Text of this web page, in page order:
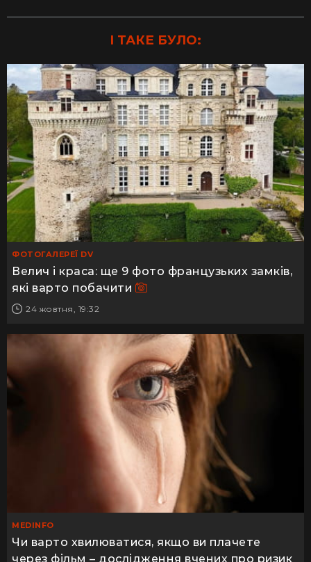
І ТАКЕ БУЛО:
ФОТОГАЛЕРЕЇ DV
Велич і краса: ще 9 фото французьких замків,
які варто побачити
24 жовтня, 19:32
MEDINFO
Чи варто хвилюватися, якщо ви плачете
через фільм – дослідження вчених про ризик